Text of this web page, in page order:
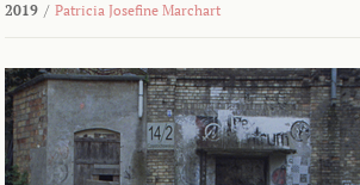
2019 / Patricia Josefine Marchart